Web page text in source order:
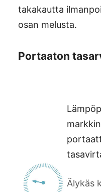
takakautta
osan melusta.
Portaaton
Älykäs